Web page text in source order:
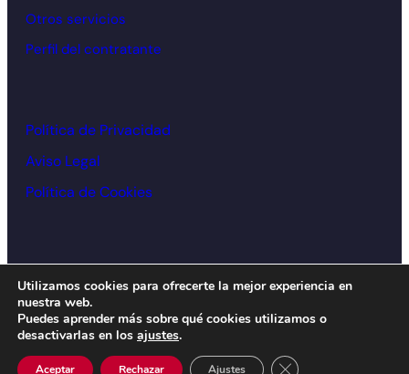
Otros servicios
Perfil del contratante
Política de Privacidad
Aviso Legal
Política de Cookies
Diseño y desarrollo:
Utilizamos cookies para ofrecerte la mejor experiencia en
nuestra web.
Puedes aprender más sobre qué cookies utilizamos o
desactivarlas en los ajustes.
Aceptar Rechazar Ajustes Cerrar el banner de